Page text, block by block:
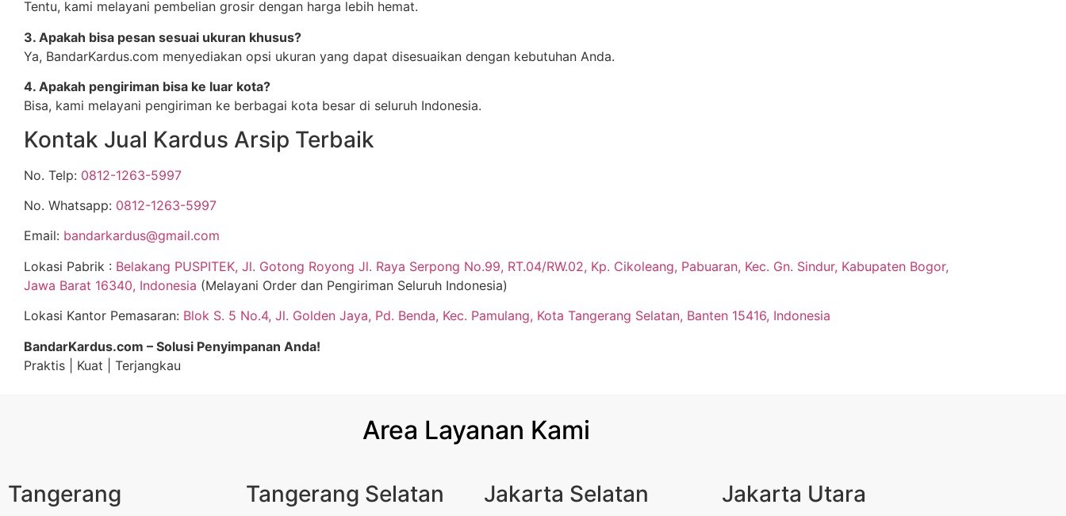
Tentu, kami melayani pembelian grosir dengan harga lebih hemat.
3. Apakah bisa pesan sesuai ukuran khusus?
Ya, BandarKardus.com menyediakan opsi ukuran yang dapat disesuaikan dengan kebutuhan Anda.
4. Apakah pengiriman bisa ke luar kota?
Bisa, kami melayani pengiriman ke berbagai kota besar di seluruh Indonesia.
Kontak Jual Kardus Arsip Terbaik
No. Telp: 0812-1263-5997
No. Whatsapp: 0812-1263-5997
Email: bandarkardus@gmail.com
Lokasi Pabrik : Belakang PUSPITEK, Jl. Gotong Royong Jl. Raya Serpong No.99, RT.04/RW.02, Kp. Cikoleang, Pabuaran, Kec. Gn. Sindur, Kabupaten Bogor,
Jawa Barat 16340, Indonesia (Melayani Order dan Pengiriman Seluruh Indonesia)
Lokasi Kantor Pemasaran: Blok S. 5 No.4, Jl. Golden Jaya, Pd. Benda, Kec. Pamulang, Kota Tangerang Selatan, Banten 15416, Indonesia
BandarKardus.com – Solusi Penyimpanan Anda!
Praktis | Kuat | Terjangkau
Area Layanan Kami
Tangerang Tangerang Selatan Jakarta Selatan Jakarta Utara